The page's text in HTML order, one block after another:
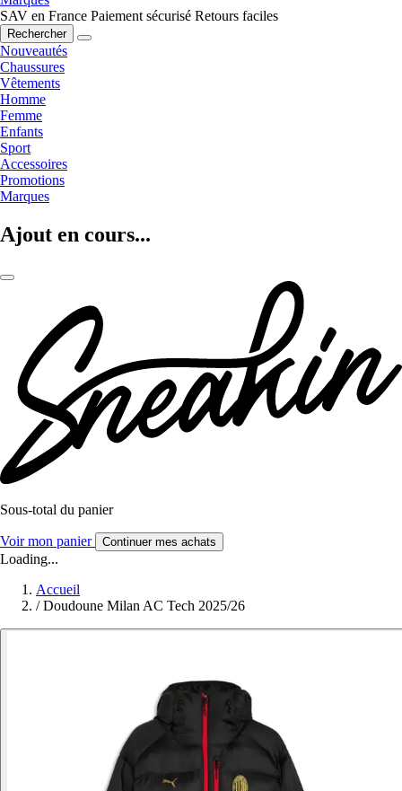
SAV en France Paiement sécurisé Retours faciles
Rechercher
Nouveautés
Chaussures
Vêtements
Homme
Femme
Enfants
Sport
Accessoires
Promotions
Marques
Ajout en cours...
Sous-total du panier
Voir mon panier Continuer mes achats
Loading...
Accueil
/ Doudoune Milan AC Tech 2025/26